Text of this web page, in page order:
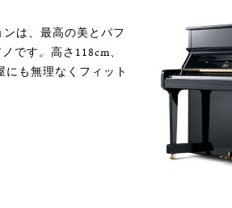
は、最高の美とパフ
です。高さ118cm、
も無理なくフィット